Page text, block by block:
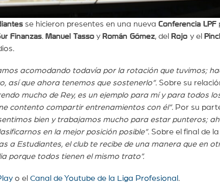
se hicieron presentes en una nueva Conferencia LPF
Finanzas. Manuel Tassoy Román Gómez, del Rojo y el
acomodando todavía por la rotación que tuvimos;
así que ahora tenemos que sostenerlo”. Sobre su
mucho de Rey, es un ejemplo para mí y para todos
contento compartir entrenamientos con él”. Por su
bien y trabajamos mucho para estar punteros;
en la mejor posición posible”. Sobre el final de la
a Estudiantes, el club te recibe de una manera que en
porque todos tienen el mismo trato”.
o el Canal de Youtube de la Liga Profesional .